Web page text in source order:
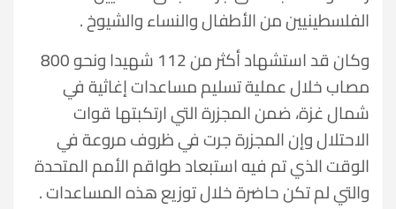
الفلسطينيين من الأطفال والنساء والشيوخ .
وكان قد استشهاد أكثر من 112 شهيدا ونحو 800
مصاب خلال عملية تسليم مساعدات إغاثية في
شمال غزة، ضمن المجزرة التي ارتكبتها قوات
الاحتلال وإن المجزرة جرت في ظروف مروعة في
الوقت الذي تم فيه استبعاد طواقم الأمم المتحدة
والتي لم تكن حاضرة خلال توزيع هذه المساعدات .